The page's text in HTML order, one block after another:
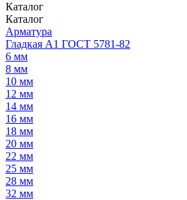
Каталог
Каталог
Арматура
Гладкая А1 ГОСТ 5781-82
6 мм
8 мм
10 мм
12 мм
14 мм
16 мм
18 мм
20 мм
22 мм
25 мм
28 мм
32 мм